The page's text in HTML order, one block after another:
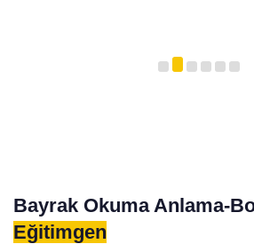
Bayrak Okuma Anlama-
Eğitimgen